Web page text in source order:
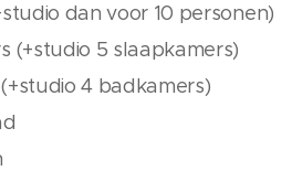
dan voor 10 personen)
(+studio 5 slaapkamers)
4 badkamers)